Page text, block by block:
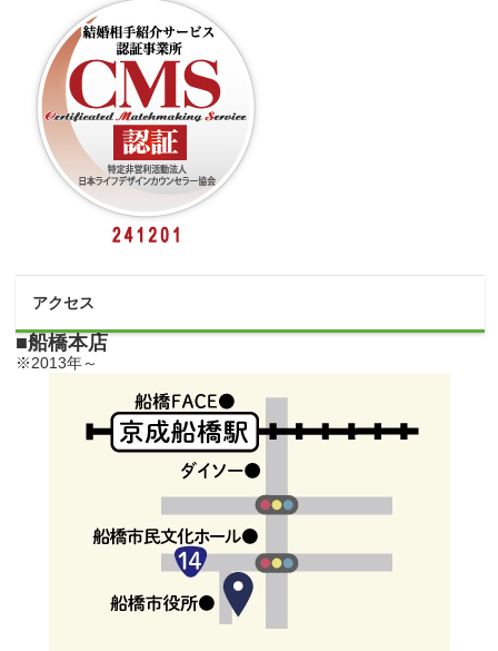
アクセス
■船橋本店
※2013年～